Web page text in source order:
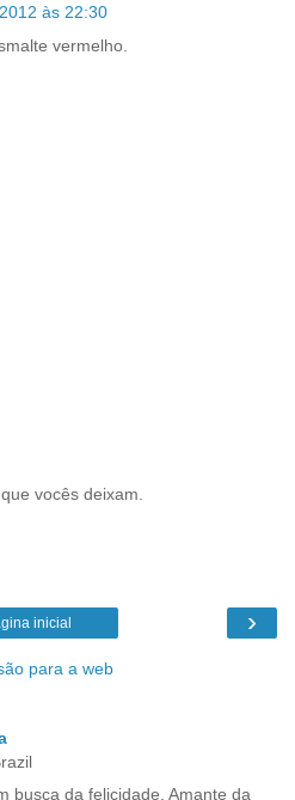
às 22:30
vermelho.
vocês deixam.
›
inicial
para a web
busca da felicidade. Amante da